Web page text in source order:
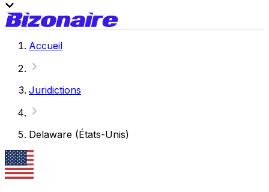
Accueil
Juridictions
Delaware (États-Unis)